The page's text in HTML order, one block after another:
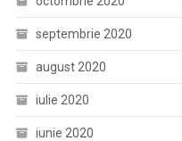
septembrie 2020
august 2020
iulie 2020
iunie 2020